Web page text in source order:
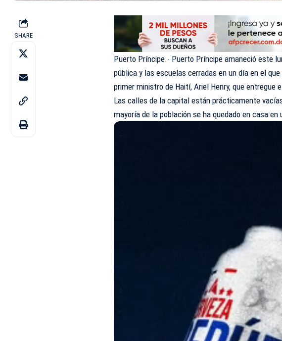
SHARE
Puerto Príncipe.- Puerto Príncipe amaneció este
pública y las escuelas cerradas en un día en el
primer ministro de Haití, Ariel Henry, que entregue
Las calles de la capital están prácticamente
mayoría de la población se ha quedado en casa en